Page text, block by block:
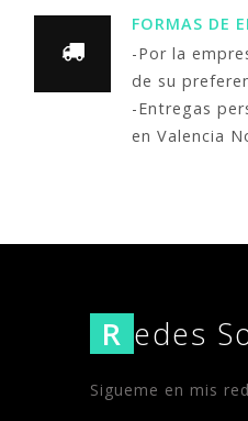
FORMAS DE
-Por la
de su
-Entregas
en Valencia
R edes
Sigueme en mis